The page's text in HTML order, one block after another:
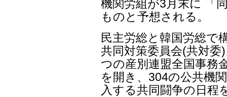
機関労組が3月末に 「
ものと予想される。
民主労総と韓国労総で
共同対策委員会(共対
つの産別連盟全国事務
を開き、304の公共機
入する共同闘争の日程